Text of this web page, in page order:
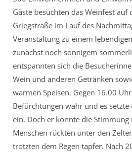
Gäste besuchten das Weinfest auf
Griegstraße im Lauf des
Veranstaltung zu einem
zunächst noch sonnigem
entspannten sich die
Wein und anderen Getränken
warmen Speisen. Gegen 16.00
Befürchtungen wahr und es
ein. Doch er konnte die
Menschen rückten unter den
trotzten dem Regen tapfer. Nach